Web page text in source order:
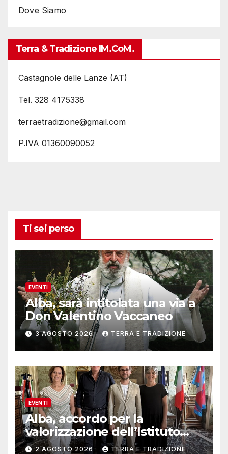
Dove Siamo
Terra & Tradizione IM.coM.
Castagnole delle Lanze (AT)
Tel. 328 4175338
terraetradizione@gmail.com
P.IVA 01360090052
Ti sei perso
EVENTI
Alba, sarà intitolata una via a
Don Valentino Vaccaneo
3 AGOSTO 2026 TERRA E TRADIZIONE
EVENTI
Alba, accordo per la
valorizzazione dell’Istituto
musicale Rocca
2 AGOSTO 2026 TERRA E TRADIZIONE